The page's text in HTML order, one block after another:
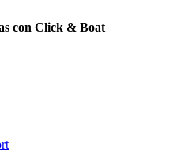
con Click & Boat